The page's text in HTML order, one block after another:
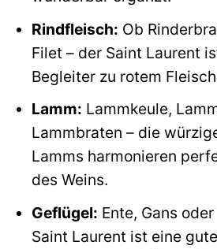
Rindfleisch: Ob
Filet – der Saint Laurent
Begleiter zu rotem
Lamm: Lammkeule,
Lammbraten – die
Lamms harmonieren
des Weins.
Geflügel: Ente, Gans
Saint Laurent ist eine